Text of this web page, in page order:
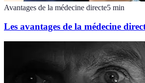
Avantages de la médecine directe5 min
Les avantages de la médecine